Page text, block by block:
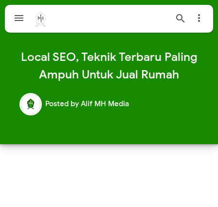
  
Local SEO, Teknik Terbaru Paling
Ampuh Untuk Jual Rumah
Posted by Alif MH Media